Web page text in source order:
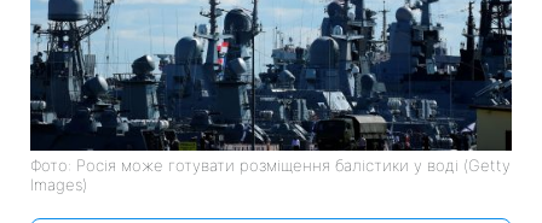
Фото: Росія може готувати розміщення балістики у воді (Getty
Images)